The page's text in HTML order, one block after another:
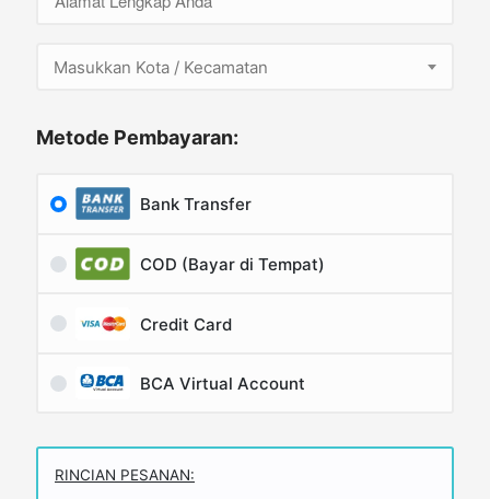
Masukkan Kota / Kecamatan
Metode Pembayaran:
Bank Transfer
COD (Bayar di Tempat)
Credit Card
BCA Virtual Account
RINCIAN PESANAN: